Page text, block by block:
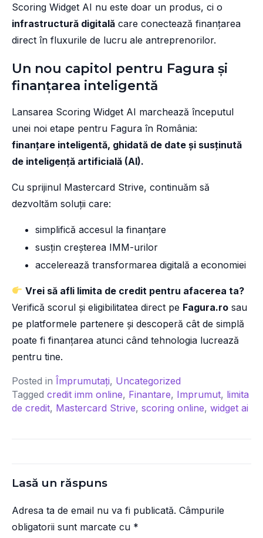
Scoring Widget AI nu este doar un produs, ci o
infrastructură digitală care conectează finanțarea
direct în fluxurile de lucru ale antreprenorilor.
Un nou capitol pentru Fagura și
finanțarea inteligentă
Lansarea Scoring Widget AI marchează începutul
unei noi etape pentru Fagura în România:
finanțare inteligentă, ghidată de date și susținută
de inteligență artificială (AI).
Cu sprijinul Mastercard Strive, continuăm să
dezvoltăm soluții care:
simplifică accesul la finanțare
susțin creșterea IMM-urilor
accelerează transformarea digitală a economiei
Vrei să afli limita de credit pentru afacerea ta?
Verifică scorul și eligibilitatea direct pe Fagura.ro sau
pe platformele partenere și descoperă cât de simplă
poate fi finanțarea atunci când tehnologia lucrează
pentru tine.
Posted in Împrumutați, Uncategorized
Tagged credit imm online, Finantare, Imprumut, limita
de credit, Mastercard Strive, scoring online, widget ai
Lasă un răspuns
Adresa ta de email nu va fi publicată. Câmpurile
obligatorii sunt marcate cu *